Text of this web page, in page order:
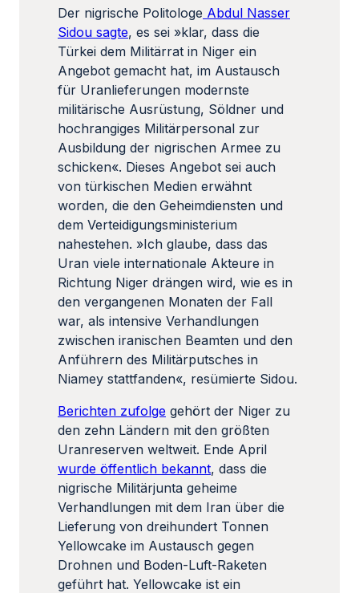
Der nigrische Politologe Abdul Nasser
Sidou sagte, es sei »klar, dass die
Türkei dem Militärrat in Niger ein
Angebot gemacht hat, im Austausch
für Uranlieferungen modernste
militärische Ausrüstung, Söldner und
hochrangiges Militärpersonal zur
Ausbildung der nigrischen Armee zu
schicken«. Dieses Angebot sei auch
von türkischen Medien erwähnt
worden, die den Geheimdiensten und
dem Verteidigungsministerium
nahestehen. »Ich glaube, dass das
Uran viele internationale Akteure in
Richtung Niger drängen wird, wie es in
den vergangenen Monaten der Fall
war, als intensive Verhandlungen
zwischen iranischen Beamten und den
Anführern des Militärputsches in
Niamey stattfanden«, resümierte Sidou.
Berichten zufolge gehört der Niger zu
den zehn Ländern mit den größten
Uranreserven weltweit. Ende April
wurde öffentlich bekannt, dass die
nigrische Militärjunta geheime
Verhandlungen mit dem Iran über die
Lieferung von dreihundert Tonnen
Yellowcake im Austausch gegen
Drohnen und Boden-Luft-Raketen
geführt hat. Yellowcake ist ein